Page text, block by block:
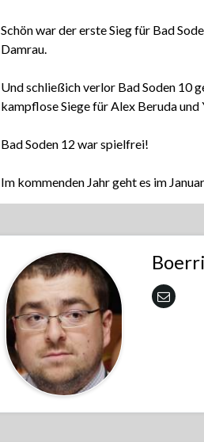
Schön war der erste Sieg für Bad
Damrau.
Und schließich verlor Bad Soden 10
kampflose Siege für Alex Beruda und
Bad Soden 12 war spielfrei!
Im kommenden Jahr geht es im